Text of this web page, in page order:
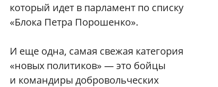
который идет в парламент по списку
«Блока Петра Порошенко».
И еще одна, самая свежая категория
«новых политиков» — это бойцы
и командиры добровольческих